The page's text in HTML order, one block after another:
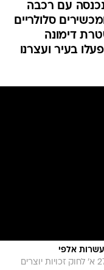
נכנסה עם רכבה
סלולריים
דימונה
בעיר ועצרנו
עשרות אלפי